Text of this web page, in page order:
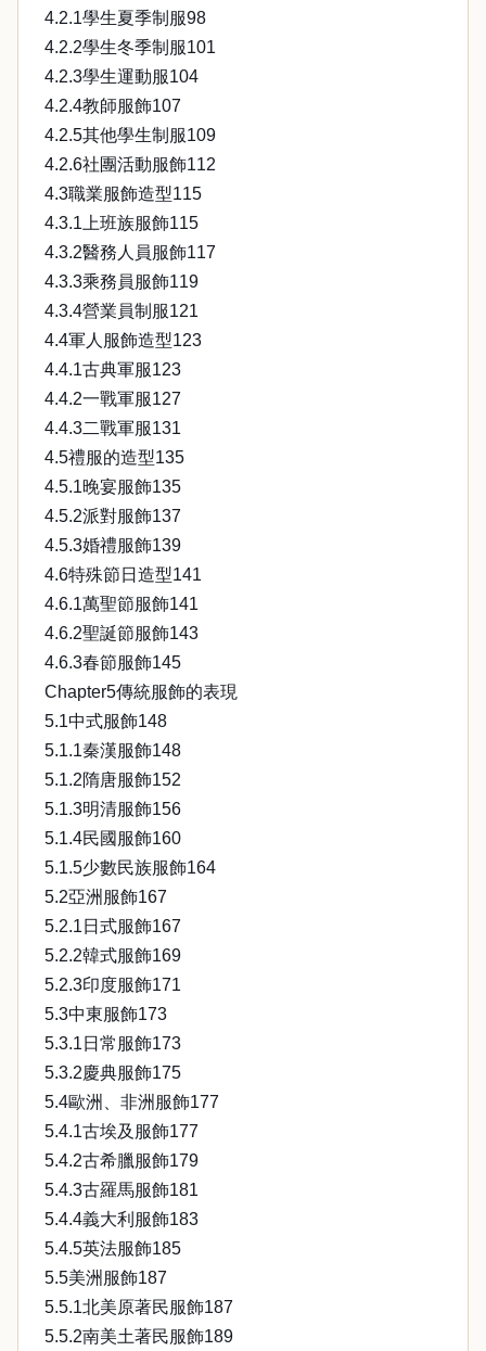
4.2.1學生夏季制服98
4.2.2學生冬季制服101
4.2.3學生運動服104
4.2.4教師服飾107
4.2.5其他學生制服109
4.2.6社團活動服飾112
4.3職業服飾造型115
4.3.1上班族服飾115
4.3.2醫務人員服飾117
4.3.3乘務員服飾119
4.3.4營業員制服121
4.4軍人服飾造型123
4.4.1古典軍服123
4.4.2一戰軍服127
4.4.3二戰軍服131
4.5禮服的造型135
4.5.1晚宴服飾135
4.5.2派對服飾137
4.5.3婚禮服飾139
4.6特殊節日造型141
4.6.1萬聖節服飾141
4.6.2聖誕節服飾143
4.6.3春節服飾145
Chapter5傳統服飾的表現
5.1中式服飾148
5.1.1秦漢服飾148
5.1.2隋唐服飾152
5.1.3明清服飾156
5.1.4民國服飾160
5.1.5少數民族服飾164
5.2亞洲服飾167
5.2.1日式服飾167
5.2.2韓式服飾169
5.2.3印度服飾171
5.3中東服飾173
5.3.1日常服飾173
5.3.2慶典服飾175
5.4歐洲、非洲服飾177
5.4.1古埃及服飾177
5.4.2古希臘服飾179
5.4.3古羅馬服飾181
5.4.4義大利服飾183
5.4.5英法服飾185
5.5美洲服飾187
5.5.1北美原著民服飾187
5.5.2南美土著民服飾189